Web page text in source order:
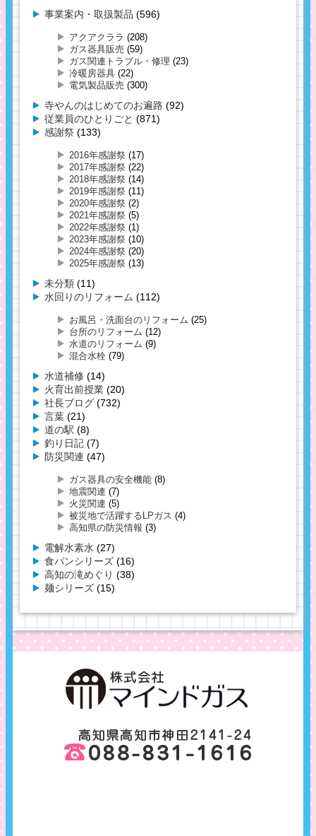
事業案内・取扱製品 (596)
アクアクララ (208)
ガス器具販売 (59)
ガス関連トラブル・修理 (23)
冷暖房器具 (22)
電気製品販売 (300)
寺やんのはじめてのお遍路 (92)
従業員のひとりごと (871)
感謝祭 (133)
2016年感謝祭 (17)
2017年感謝祭 (22)
2018年感謝祭 (14)
2019年感謝祭 (11)
2020年感謝祭 (2)
2021年感謝祭 (5)
2022年感謝祭 (1)
2023年感謝祭 (10)
2024年感謝祭 (20)
2025年感謝祭 (13)
未分類 (11)
水回りのリフォーム (112)
お風呂・洗面台のリフォーム (25)
台所のリフォーム (12)
水道のリフォーム (9)
混合水栓 (79)
水道補修 (14)
火育出前授業 (20)
社長ブログ (732)
言葉 (21)
道の駅 (8)
釣り日記 (7)
防災関連 (47)
ガス器具の安全機能 (8)
地震関連 (7)
火災関連 (5)
被災地で活躍するLPガス (4)
高知県の防災情報 (3)
電解水素水 (27)
食パンシリーズ (16)
高知の滝めぐり (38)
麺シリーズ (15)